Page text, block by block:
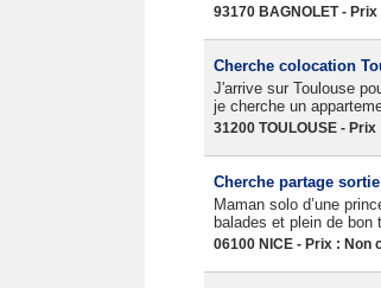
93170 BAGNOLET -
Cherche colocation
J'arrive sur Toulouse
je cherche un
31200 TOULOUSE -
Cherche partage
Maman solo d’une
balades et plein de
06100 NICE - Prix : Non